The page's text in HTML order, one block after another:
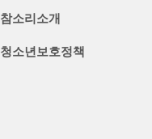
참소리소개
청소년보호정책